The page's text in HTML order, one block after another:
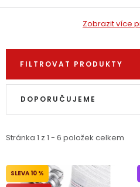
Vánoce
Fotovoltaika
Výprodej
Zobrazit více
FILTROVAT PRODUKTY
Výpis produktů
Stránka 1 z 1 - 6 položek celkem
Řazení produktů
DOPORUČUJEME
10 %